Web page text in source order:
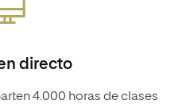
directo
4.000 horas de clases